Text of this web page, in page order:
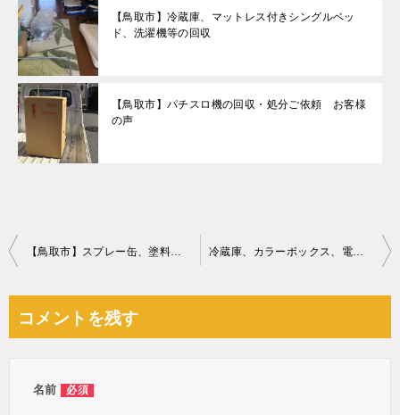
【鳥取市】冷蔵庫、マットレス付きシングルベッ
ド、洗濯機等の回収
【鳥取市】パチスロ機の回収・処分ご依頼 お客様
の声
投
ビ
【鳥取市】スプレー缶、塗料等の回収・処分ご依頼 お客様の声 冷蔵庫、カラーボックス、電線、大工道具、棚、釣り竿、傘等の回収
コメントを残す
名前 必須